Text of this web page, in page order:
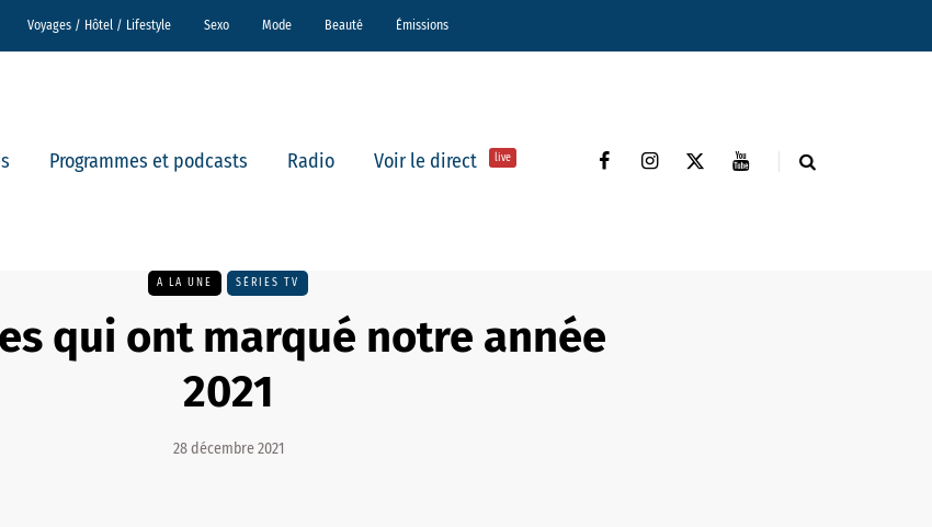
Voyages / Hôtel / Lifestyle Sexo Mode Beauté Émissions
Programmes et podcasts Radio Voir le direct live
A LA UNE SÉRIES TV
qui ont marqué notre année
2021
28 décembre 2021